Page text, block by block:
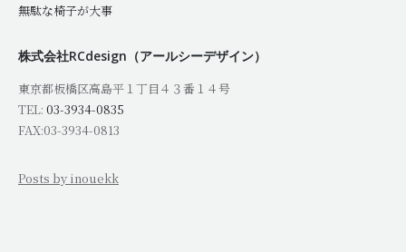
無駄な椅子が大事
株式会社RCdesign（アールシーデザイン）
東京都板橋区高島平１丁目４３番１４号
TEL: 03-3934-0835
FAX:03-3934-0813
Posts by inouekk